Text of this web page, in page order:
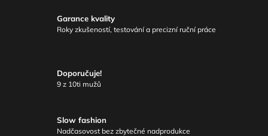
Garance kvality
Roky zkušeností, testování a precizní ruční práce
Doporučuje!
9 z 10ti mužů
Slow fashion
Nadčasovost bez zbytečné nadprodukce